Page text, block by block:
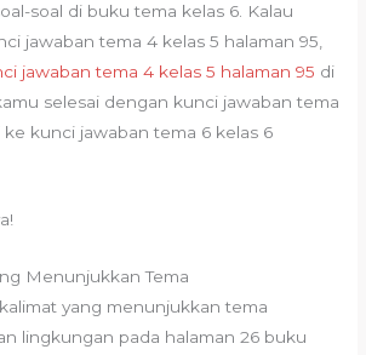
soal di buku tema kelas 6. Kalau
jawaban tema 4 kelas 5 halaman 95,
jawaban tema 4 kelas 5 halaman 95 di
selesai dengan kunci jawaban tema
ke kunci jawaban tema 6 kelas 6
Menunjukkan Tema
yang menunjukkan tema
lingkungan pada halaman 26 buku